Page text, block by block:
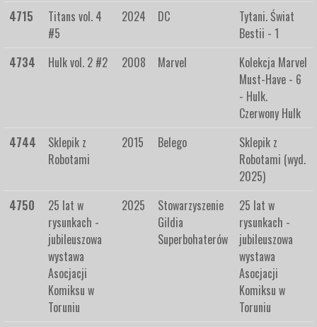
4715
Titans vol. 4
#5
2024 DC
Tytani. Świat
Bestii - 1
4734
Hulk vol. 2 #2 2008 Marvel
Kolekcja Marvel
Must-Have - 6
- Hulk.
Czerwony Hulk
4744
Sklepik z
Robotami
2015 Belego
Sklepik z
Robotami (wyd.
2025)
4750
25 lat w
rysunkach -
jubileuszowa
wystawa
Asocjacji
Komiksu w
Toruniu
2025
Stowarzyszenie
Gildia
Superbohaterów
25 lat w
rysunkach -
jubileuszowa
wystawa
Asocjacji
Komiksu w
Toruniu